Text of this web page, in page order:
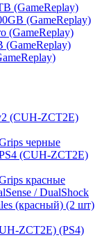
(GameReplay)
(GameReplay)
(GameReplay)
(GameReplay)
(CUH-ZCT2E)
черные
(CUH-ZCT2E)
красные
/ DualShock
(красный) (2 шт)
ZCT2E) (PS4)